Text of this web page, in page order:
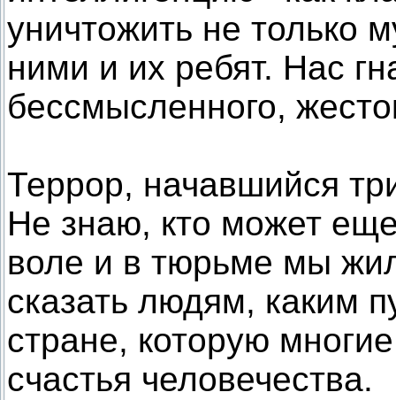
уничтожить не только
ними и их ребят. Нас
бессмысленного,
Террор, начавшийся
Не знаю, кто может
воле и в тюрьме мы
сказать людям, каким
стране, которую
счастья человечества.